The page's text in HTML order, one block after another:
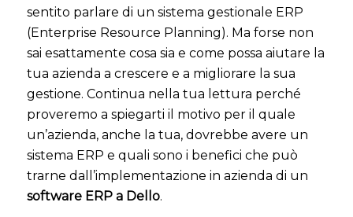
sentito parlare di un sistema gestionale ERP
(Enterprise Resource Planning). Ma forse non
sai esattamente cosa sia e come possa aiutare la
tua azienda a crescere e a migliorare la sua
gestione. Continua nella tua lettura perché
proveremo a spiegarti il motivo per il quale
un’azienda, anche la tua, dovrebbe avere un
sistema ERP e quali sono i benefici che può
trarne dall’implementazione in azienda di un
software ERP a Dello.